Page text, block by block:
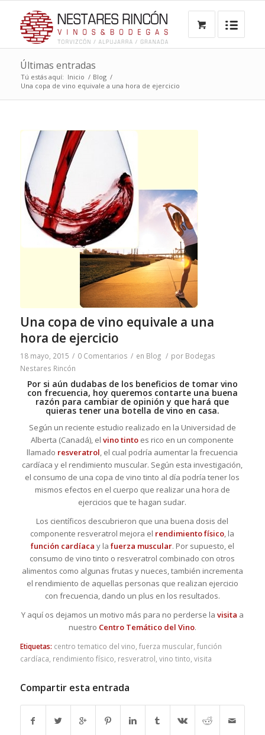
Últimas entradas
Tú estás aquí: Inicio / Blog /
Una copa de vino equivale a una hora de ejercicio
Una copa de vino equivale a una
hora de ejercicio
18 mayo, 2015 / 0 Comentarios / en Blog / por Bodegas
Nestares Rincón
Por si aún dudabas de los beneficios de tomar vino
con frecuencia, hoy queremos contarte una buena
razón para cambiar de opinión y que hará que
quieras tener una botella de vino en casa.
Según un reciente estudio realizado en la Universidad de
Alberta (Canadá), elvino tinto es rico en un componente
llamado resveratrol, el cual podría aumentar la frecuencia
cardíaca y el rendimiento muscular. Según esta investigación,
el consumo de una copa de vino tinto al día podría tener los
mismos efectos en el cuerpo que realizar una hora de
ejercicios que te hagan sudar.
Los científicos descubrieron que una buena dosis del
componente resveratrol mejora el rendimiento físico, la
función cardíaca y la fuerza muscular. Por supuesto, el
consumo de vino tinto o resveratrol combinado con otros
alimentos como algunas frutas y nueces, también incrementa
el rendimiento de aquellas personas que realizan ejercicio
con frecuencia, dando un plus en los resultados.
Y aquí os dejamos un motivo más para no perderse la visita a
nuestro Centro Temático del Vino.
Etiquetas: centro tematico del vino fuerza muscular, función
cardíaca rendimiento físico resveratrol vino tinto visita
Compartir esta entrada